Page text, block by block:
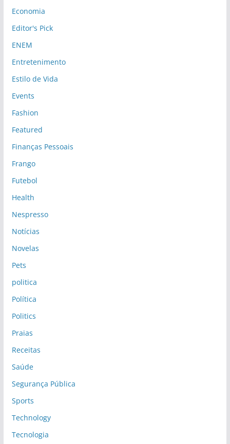
Economia
Editor's Pick
ENEM
Entretenimento
Estilo de Vida
Events
Fashion
Featured
Finanças Pessoais
Frango
Futebol
Health
Nespresso
Notícias
Novelas
Pets
politica
Política
Politics
Praias
Receitas
Saúde
Segurança Pública
Sports
Technology
Tecnologia